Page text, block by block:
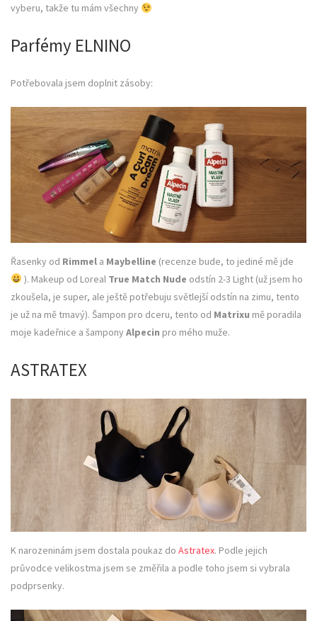
vyberu, takže tu mám všechny
Parfémy ELNINO
Potřebovala jsem doplnit zásoby:
Řasenky od Rimmel a Maybelline (recenze bude, to jediné mě jde
). Makeup od Loreal True Match Nude odstín 2-3 Light (už jsem ho
zkoušela, je super, ale ještě potřebuju světlejší odstín na zimu, tento
je už na mě tmavý). Šampon pro dceru, tento od Matrixu mě poradila
moje kadeřnice a šamponyAlpecin pro mého muže.
ASTRATEX
K narozeninám jsem dostala poukaz do Astratex. Podle jejich
průvodce velikostma jsem se změřila a podle toho jsem si vybrala
podprsenky.